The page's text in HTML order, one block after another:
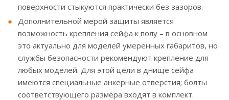
поверхности стыкуются практически без зазоров.
Дополнительной мерой защиты является
возможность крепления сейфа к полу – в основном
это актуально для моделей умеренных габаритов, но
службы безопасности рекомендуют крепление для
любых моделей. Для этой цели в днище сейфа
имеются специальные анкерные отверстия; болты
соответствующего размера входят в комплект.